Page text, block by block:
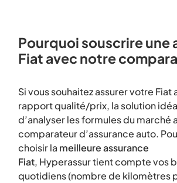
Pourquoi souscrire une
Fiat avec notre
Si vous souhaitez assurer votre Fiat
rapport qualité/prix, la solution
d’analyser les formules du marché
comparateur d’assurance auto.
choisir la meilleure assurance
Fiat, Hyperassur tient compte vos
quotidiens (nombre de kilomètres